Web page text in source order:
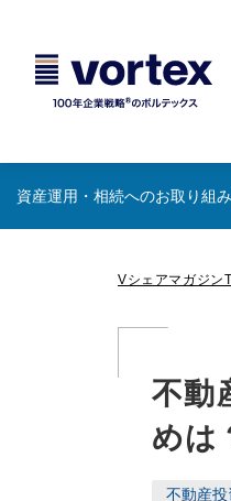
資産運⽤・相続へのお取り組
Vシェアマガジン
不動
めは
不動産投